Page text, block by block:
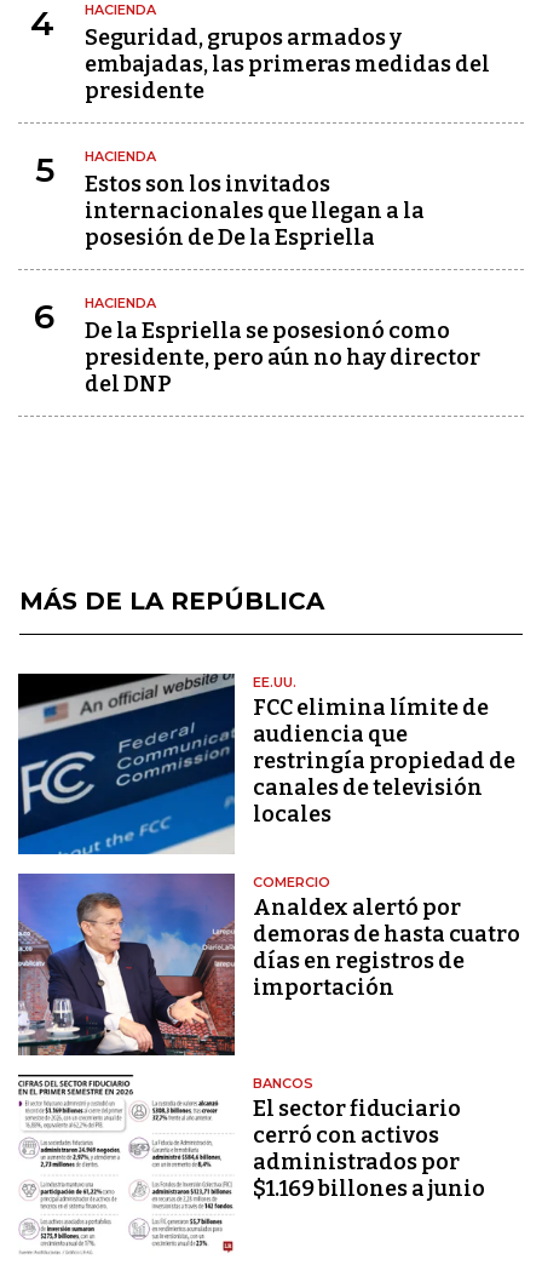
4 HACIENDA
Seguridad, grupos armados y
embajadas, las primeras medidas del
presidente
5 HACIENDA
Estos son los invitados
internacionales que llegan a la
posesión de De la Espriella
6 HACIENDA
De la Espriella se posesionó como
presidente, pero aún no hay director
del DNP
MÁS DE LA REPÚBLICA
EE.UU.
FCC elimina límite de
audiencia que
restringía propiedad de
canales de televisión
locales
COMERCIO
Analdex alertó por
demoras de hasta cuatro
días en registros de
importación
BANCOS
El sector fiduciario
cerró con activos
administrados por
$1.169 billones a junio